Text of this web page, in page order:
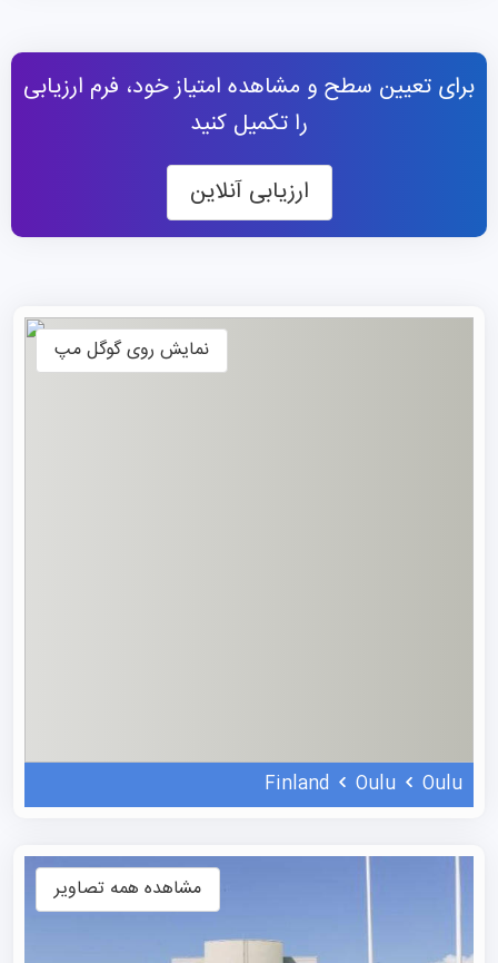
اگر رویایتحصیل در فنلاندرا دارید، جالب است بدانید که
فعالیت‌های این دانشگاه به دو پردیس اصلی آن محدود
شمالی‌ترین نقطه لاپلند اداره می‌کند. این ایستگاه تحقیقاتی که
در سال ۱۹۱۳ تاسیس شده، یک پایگاه جهانی بی‌نظیر برای
مطالعه آب‌وهوای فضایی، پرتوهای کیهانی و زلزله است و
دانشگاه در سطح جهانی عبارتند از:
پروژه پرچمدار 6G (مخابرات):
اولو مقر جهانی تحقیقات
بی‌سیم، شما در کنار غول‌هایی مثل نوکیا و مدیاتک، آینده
اینترنت جهان را به معنای واقعی کلمه طراحی خواهید کرد.
علوم و مهندسی کامپیوتر:
برای تعیین سطح و مشاهده امتیاز خود، فرم ارزیابی
را تکمیل کنید
ارزیابی آنلاین
نمایش روی گوگل مپ
Finland Oulu Oulu
مشاهده همه تصاویر